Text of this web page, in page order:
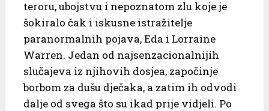
teroru, ubojstvu i nepoznatom zlu koje je
šokiralo čak i iskusne istražitelje
paranormalnih pojava, Eda i Lorraine
Warren. Jedan od najsenzacionalnijih
slučajeva iz njihovih dosjea, započinje
borbom za dušu dječaka, a zatim ih odvodi
dalje od svega što su ikad prije vidjeli. Po